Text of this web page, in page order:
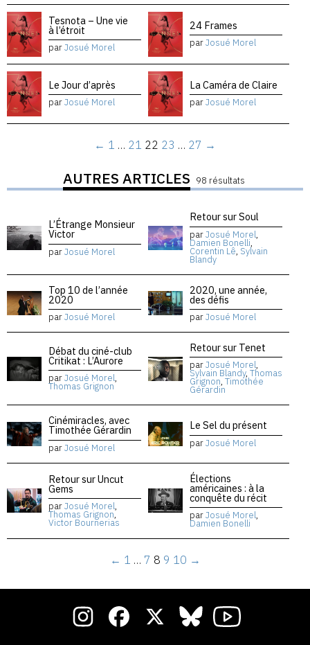
Tesnota – Une vie
à l’étroit
parJosué Morel
24 Frames
parJosué Morel
Le Jour d’après
parJosué Morel
La Caméra de Claire
parJosué Morel
← 1 … 21 22 23 … 27 →
AUTRES ARTICLES 98 résultats
L’Étrange Monsieur
Victor
parJosué Morel
Retour sur Soul
parJosué Morel,
Damien Bonelli,
Corentin Lê, Sylvain
Blandy
Top 10 de l’année
2020
parJosué Morel
2020, une année,
des défis
parJosué Morel
Débat du ciné-club
Critikat : L’Aurore
parJosué Morel,
Thomas Grignon
Retour sur Tenet
parJosué Morel,
Sylvain Blandy, Thomas
Grignon, Timothée
Gérardin
Cinémiracles, avec
Timothée Gérardin
parJosué Morel
Le Sel du présent
parJosué Morel
Retour sur Uncut
Gems
parJosué Morel,
Thomas Grignon,
Victor Bournerias
Élections
américaines : à la
conquête du récit
parJosué Morel,
Damien Bonelli
← 1 … 7 8 9 10 →